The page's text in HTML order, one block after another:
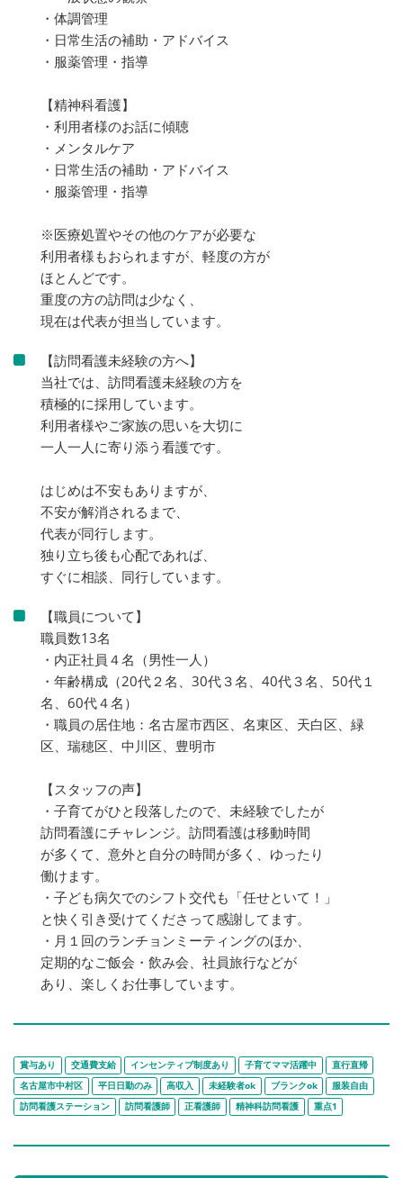
・体調管理
・日常生活の補助・アドバイス
・服薬管理・指導
【精神科看護】
・利用者様のお話に傾聴
・メンタルケア
・日常生活の補助・アドバイス
・服薬管理・指導
※医療処置やその他のケアが必要な
利用者様もおられますが、軽度の方が
ほとんどです。
重度の方の訪問は少なく、
現在は代表が担当しています。
【訪問看護未経験の方へ】
当社では、訪問看護未経験の方を
積極的に採用しています。
利用者様やご家族の思いを大切に
一人一人に寄り添う看護です。
はじめは不安もありますが、
不安が解消されるまで、
代表が同行します。
独り立ち後も心配であれば、
すぐに相談、同行しています。
【職員について】
職員数13名
・内正社員４名（男性一人）
・年齢構成（20代２名、30代３名、40代３名、50代１
名、60代４名）
・職員の居住地：名古屋市西区、名東区、天白区、緑
区、瑞穂区、中川区、豊明市
【スタッフの声】
・子育てがひと段落したので、未経験でしたが
訪問看護にチャレンジ。訪問看護は移動時間
が多くて、意外と自分の時間が多く、ゆったり
働けます。
・子ども病欠でのシフト交代も「任せといて！」
と快く引き受けてくださって感謝してます。
・月１回のランチョンミーティングのほか、
定期的なご飯会・飲み会、社員旅行などが
あり、楽しくお仕事しています。
賞与あり 交通費支給 インセンティブ制度あり 子育てママ活躍中
直行直帰
名古屋市中村区
平日日勤のみ 高収入 未経験者ok ブランクok
服装自由
訪問看護ステーション
訪問看護師 正看護師 精神科訪問看護 重点1